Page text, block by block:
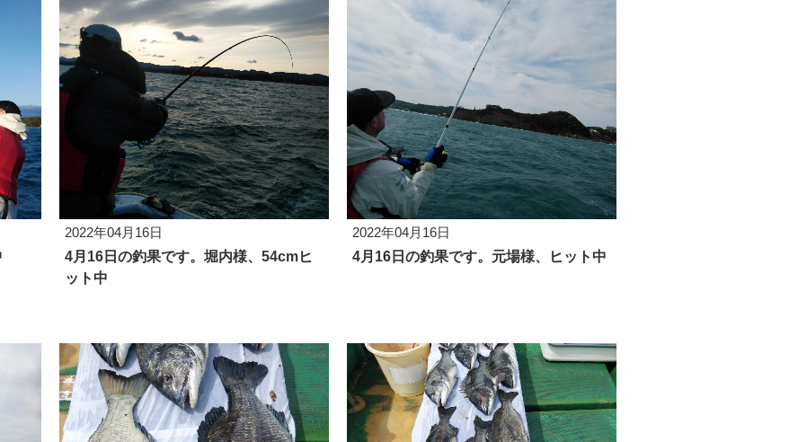
2022年04月16日
4月16日の釣果です。堀内様、54cmヒ
ット中
2022年04月16日
4月16日の釣果です。元場様、ヒット中